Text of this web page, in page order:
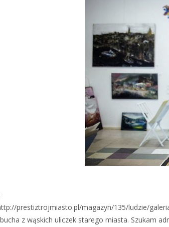
prestiztrojmiasto.pl/magazyn/135/ludzie/
z wąskich uliczek starego miasta. Szukam